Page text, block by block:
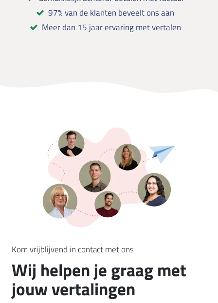
97% van de klanten beveelt ons aan
Meer dan 15 jaar ervaring met vertalen
Kom vrijblijvend in contact met ons
Wij helpen je graag met
jouw vertalingen